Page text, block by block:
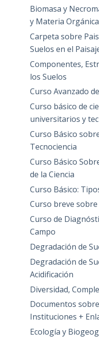
Biomasa y
y Materia Orgánica
Carpeta sobre
Suelos en el
Componentes,
los Suelos
Curso Avanzado
Curso básico de
universitarios y
Curso Básico
Tecnociencia
Curso Básico
de la Ciencia
Curso Básico:
Curso breve
Curso de
Campo
Degradación de
Degradación de
Acidificación
Diversidad,
Documentos
Instituciones +
Ecología y